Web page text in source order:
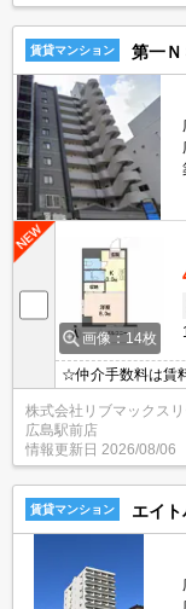
賃貸マンション 第一
画像：14枚
☆仲介手数料は賃
無料☆都市ガスで
は安心♪バス・ト
お買い物らくらく
株式会社リブマックス
広島駅前店
情報更新日 2026/08/06
賃貸マンション エイ